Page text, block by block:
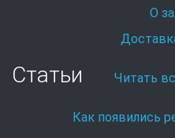
О
Статьи Читать
Как появились